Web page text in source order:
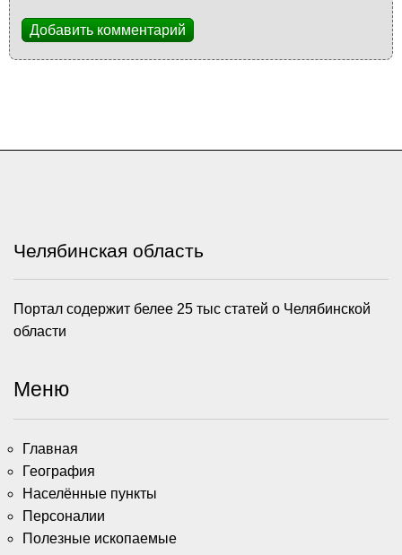
Добавить комментарий
Челябинская область
Портал содержит белее 25 тыс статей о Челябинской
области
Меню
Главная
География
Населённые пункты
Персоналии
Полезные ископаемые